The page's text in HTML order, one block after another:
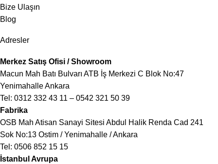
Bize Ulaşın
Blog
Adresler
Merkez Satış Ofisi / Showroom
Macun Mah Batı Bulvarı ATB İş Merkezi C Blok No:47
Yenimahalle Ankara
Tel: 0312 332 43 11 – 0542 321 50 39
Fabrika
OSB Mah Atisan Sanayi Sitesi Abdul Halik Renda Cad 241
Sok No:13 Ostim / Yenimahalle / Ankara
Tel: 0506 852 15 15
İstanbul Avrupa